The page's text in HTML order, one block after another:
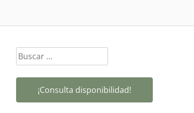
Buscar:
¡Consulta disponibilidad!